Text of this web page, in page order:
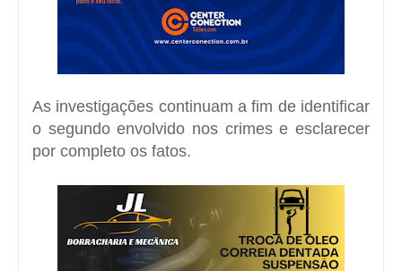
As investigações continuam a fim de identificar
o segundo envolvido nos crimes e esclarecer
por completo os fatos.